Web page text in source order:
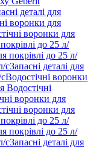
деталі для
воронки для
воронки для
до 25 л/
покрівлі до 25 л/
сЗапасні деталі для
Водостічні воронки
Водостічні
воронки для
воронки для
до 25 л/
покрівлі до 25 л/
сЗапасні деталі для